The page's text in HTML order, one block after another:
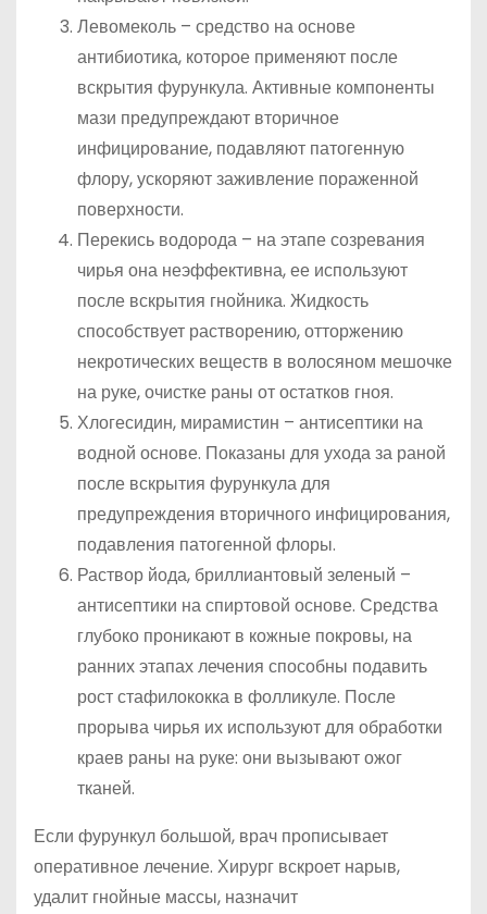
Левомеколь – средство на основе
антибиотика, которое применяют после
вскрытия фурункула. Активные компоненты
мази предупреждают вторичное
инфицирование, подавляют патогенную
флору, ускоряют заживление пораженной
поверхности.
Перекись водорода – на этапе созревания
чирья она неэффективна, ее используют
после вскрытия гнойника. Жидкость
способствует растворению, отторжению
некротических веществ в волосяном мешочке
на руке, очистке раны от остатков гноя.
Хлогесидин, мирамистин – антисептики на
водной основе. Показаны для ухода за раной
после вскрытия фурункула для
предупреждения вторичного инфицирования,
подавления патогенной флоры.
Раствор йода, бриллиантовый зеленый –
антисептики на спиртовой основе. Средства
глубоко проникают в кожные покровы, на
ранних этапах лечения способны подавить
рост стафилококка в фолликуле. После
прорыва чирья их используют для обработки
краев раны на руке: они вызывают ожог
тканей.
Если фурункул большой, врач прописывает
оперативное лечение. Хирург вскроет нарыв,
удалит гнойные массы, назначит